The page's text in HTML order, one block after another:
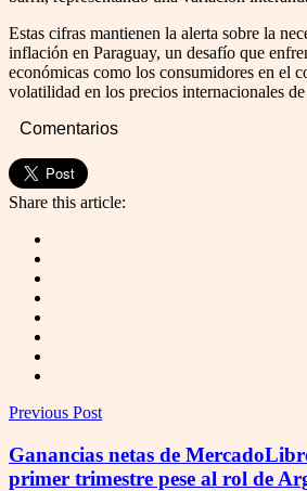
Estas cifras mantienen la alerta sobre la
inflación en Paraguay, un desafío que
económicas como los consumidores en el
volatilidad en los precios internacionales
Comentarios
Share this article:
Previous Post
Ganancias netas de
primer trimestre pese al rol de